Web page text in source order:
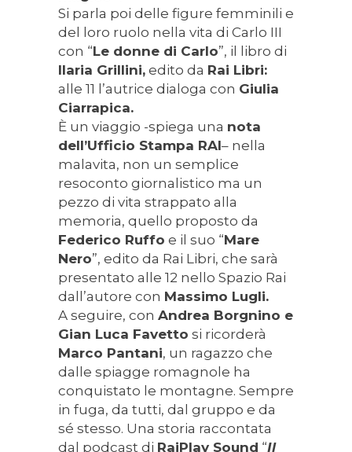
Si parla poi delle figure femminili e
del loro ruolo nella vita di Carlo III
con “Le donne di Carlo”, il libro di
Ilaria Grillini, edito da Rai Libri:
alle 11 l’autrice dialoga con Giulia
Ciarrapica.
È un viaggio -spiega una nota
dell’Ufficio Stampa RAI– nella
malavita, non un semplice
resoconto giornalistico ma un
pezzo di vita strappato alla
memoria, quello proposto da
Federico Ruffo e il suo “Mare
Nero”, edito da Rai Libri, che sarà
presentato alle 12 nello Spazio Rai
dall’autore con Massimo Lugli.
A seguire, con Andrea Borgnino e
Gian Luca Favetto si ricorderà
Marco Pantani, un ragazzo che
dalle spiagge romagnole ha
conquistato le montagne. Sempre
in fuga, da tutti, dal gruppo e da
sé stesso. Una storia raccontata
dal podcast di RaiPlay Sound “Il